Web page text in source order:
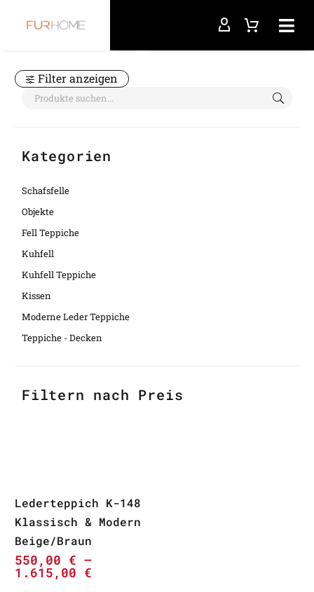
Patchwork-Kuhfellteppich 30 x 30 in
Filter anzeigen
Kategorien
Schafsfelle
Objekte
Fell Teppiche
Kuhfell
Kuhfell Teppiche
Kissen
Moderne Leder Teppiche
Teppiche - Decken
Filtern nach Preis
Lederteppich K-148
Klassisch & Modern
Beige/Braun
550,00 € –
1.615,00 €